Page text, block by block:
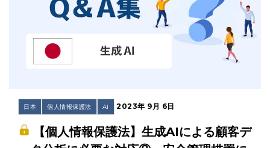
日本 個人情報保護法 AI 2023年 9月 6日
【個人情報保護法】生成AIによる顧客デ